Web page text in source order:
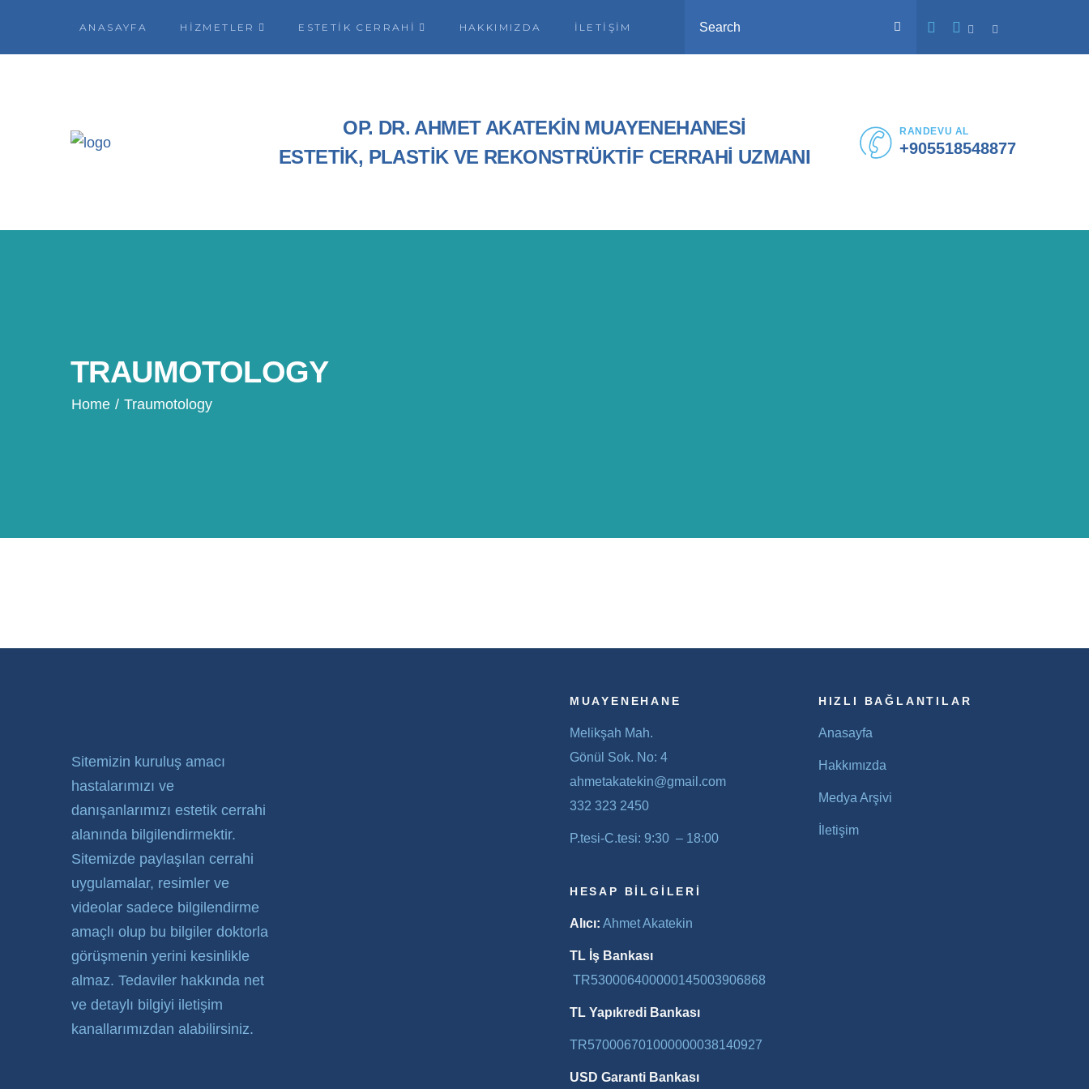
ANASAYFA HIZMETLER ESTETIK CERRAHI HAKKIMIZDA İLETIŞIM Search
OP. DR. AHMET AKATEKİN MUAYENEHANESİ
ESTETİK, PLASTİK VE REKONSTRÜKTİF CERRAHİ UZMANI
RANDEVU AL
+905518548877
TRAUMOTOLOGY
Home / Traumotology
Sitemizin kuruluş amacı
hastalarımızı ve
danışanlarımızı estetik cerrahi
alanında bilgilendirmektir.
Sitemizde paylaşılan cerrahi
uygulamalar, resimler ve
videolar sadece bilgilendirme
amaçlı olup bu bilgiler doktorla
görüşmenin yerini kesinlikle
almaz. Tedaviler hakkında net
ve detaylı bilgiyi iletişim
kanallarımızdan alabilirsiniz.
MUAYENEHANE
Melikşah Mah.
Gönül Sok. No: 4
ahmetakatekin@gmail.com
332 323 2450
P.tesi-C.tesi: 9:30 – 18:00
HESAP BILGILERI
Alıcı: Ahmet Akatekin
TL İş Bankası
TR530006400000145003906868
TL Yapıkredi Bankası
TR570006701000000038140927
USD Garanti Bankası
HIZLI BAĞLANTILAR
Anasayfa
Hakkımızda
Medya Arşivi
İletişim